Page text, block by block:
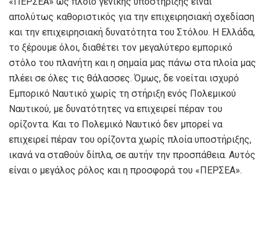
απολύτως καθοριστικός για την επιχειρησιακή σχεδίαση
και την επιχειρησιακή δυνατότητα του Στόλου. Η Ελλάδα,
το ξέρουμε όλοι, διαθέτει τον μεγαλύτερο εμπορικό
στόλο του πλανήτη και η σημαία μας πάνω στα πλοία μας
πλέει σε όλες τις θάλασσες. Όμως, δε νοείται ισχυρό
Εμπορικό Ναυτικό χωρίς τη στήριξη ενός Πολεμικού
Ναυτικού, με δυνατότητες να επιχειρεί πέραν του
ορίζοντα. Και το Πολεμικό Ναυτικό δεν μπορεί να
επιχειρεί πέραν του ορίζοντα χωρίς πλοία υποστήριξης,
ικανά να σταθούν δίπλα, σε αυτήν την προσπάθεια. Αυτός
είναι ο μεγάλος ρόλος και η προσφορά του «ΠΕΡΣΕΑ».